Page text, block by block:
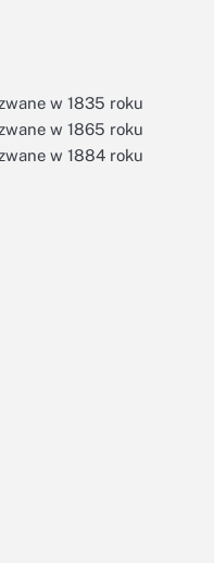
w 1835 roku
w 1865 roku
w 1884 roku